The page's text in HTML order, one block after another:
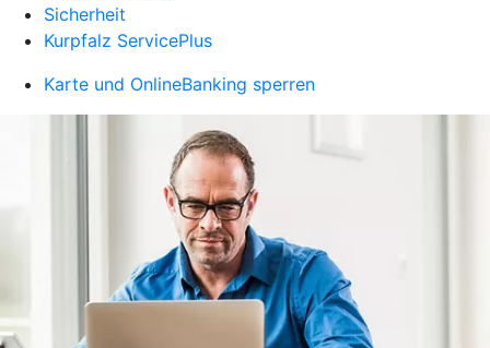
Sicherheit
Kurpfalz ServicePlus
Karte und OnlineBanking sperren